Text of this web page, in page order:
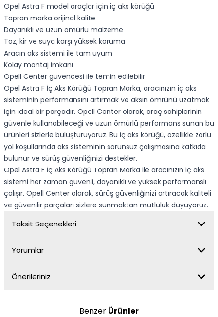
Opel Astra F model araçlar için iç aks körüğü
Topran marka orijinal kalite
Dayanıklı ve uzun ömürlü malzeme
Toz, kir ve suya karşı yüksek koruma
Aracın aks sistemi ile tam uyum
Kolay montaj imkanı
Opell Center güvencesi ile temin edilebilir
Opel Astra F İç Aks Körüğü Topran Marka, aracınızın iç aks
sisteminin performansını artırmak ve aksın ömrünü uzatmak
için ideal bir parçadır. Opell Center olarak, araç sahiplerinin
güvenle kullanabileceği ve uzun ömürlü performans sunan bu
ürünleri sizlerle buluşturuyoruz. Bu iç aks körüğü, özellikle zorlu
yol koşullarında aks sisteminin sorunsuz çalışmasına katkıda
bulunur ve sürüş güvenliğinizi destekler.
Opel Astra F İç Aks Körüğü Topran Marka ile aracınızın iç aks
sistemi her zaman güvenli, dayanıklı ve yüksek performanslı
çalışır. Opell Center olarak, sürüş güvenliğinizi artıracak kaliteli
ve güvenilir parçaları sizlere sunmaktan mutluluk duyuyoruz.
Taksit Seçenekleri
Yorumlar
Önerileriniz
Benzer Ürünler